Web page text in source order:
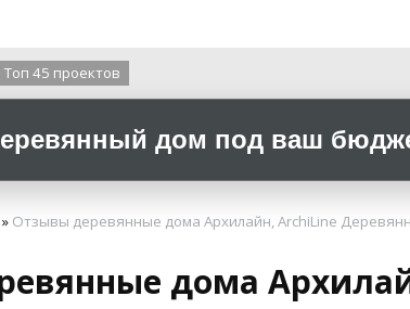
Топ 45 проектов
дом под ваш
» Отзывы деревянные дома Архилайн, ArchiLine
дома